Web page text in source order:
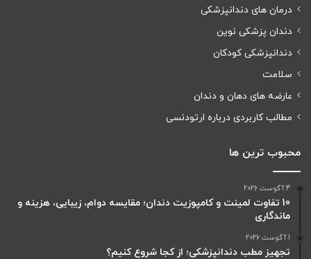
درمان های دندانپزشکی
دندان پزشکی نوین
دندانپزشکی کودکان
سلامت
عارضه های دهان و دندان
مطالب کاربردی درباره ارتودنسی
محبوب ترین ها
4 آگوست 2026
10 تفاوت لمینت و کامپوزیت دندان؛ مقایسه دوام، زیبایی، هزینه و
ماندگاری
1 آگوست 2026
تجهیز مطب دندانپزشکی؛ از کجا شروع کنیم؟